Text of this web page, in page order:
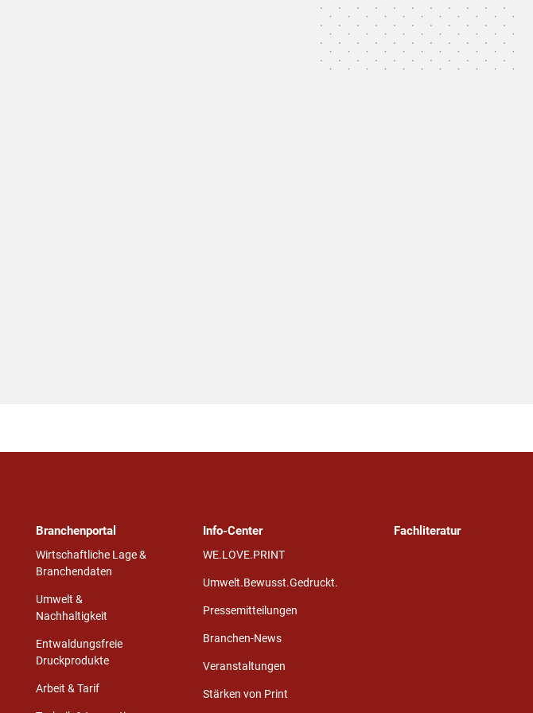
Branchenportal
Wirtschaftliche Lage &
Branchendaten
Umwelt &
Nachhaltigkeit
Entwaldungsfreie
Druckprodukte
Arbeit & Tarif
Info-Center
WE.LOVE.PRINT
Umwelt.Bewusst.Gedruckt.
Pressemitteilungen
Branchen-News
Veranstaltungen
Stärken von Print
Fachliteratur